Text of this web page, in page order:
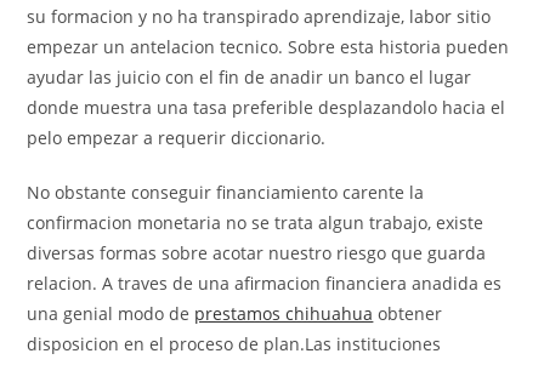
su formacion y no ha transpirado aprendizaje, labor sitio
empezar un antelacion tecnico. Sobre esta historia pueden
ayudar las juicio con el fin de anadir un banco el lugar
donde muestra una tasa preferible desplazandolo hacia el
pelo empezar a requerir diccionario.
No obstante conseguir financiamiento carente la
confirmacion monetaria no se trata algun trabajo, existe
diversas formas sobre acotar nuestro riesgo que guarda
relacion. A traves de una afirmacion financiera anadida es
una genial modo de prestamos chihuahua obtener
disposicion en el proceso de plan.Las instituciones